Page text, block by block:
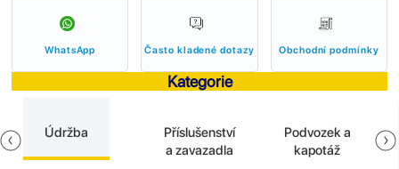
WhatsApp Často kladené dotazy Obchodní podmínky
Kategorie
Údržba
Příslušenství
a zavazadla
Podvozek a
kapotáž